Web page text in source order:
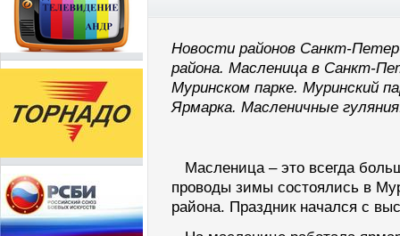
Новости районов Санкт-
района. Масленица в Санкт-
Муринском парке. Муринский
Ярмарка. Масленичные
Масленица – это всегда
проводы зимы состоялись в
района. Праздник начался с